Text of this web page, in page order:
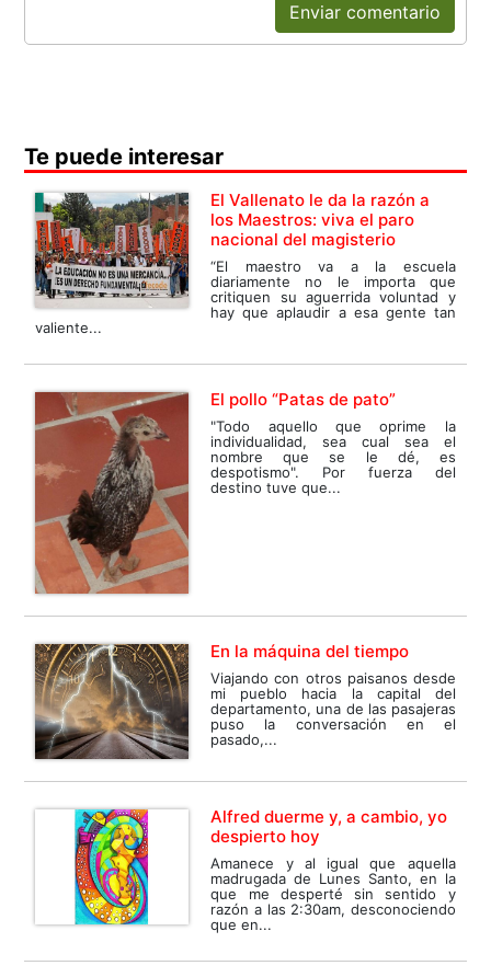
Enviar comentario
Te puede interesar
El Vallenato le da la razón a
los Maestros: viva el paro
nacional del magisterio
“El maestro va a la escuela
diariamente no le importa que
critiquen su aguerrida voluntad y
hay que aplaudir a esa gente tan
valiente...
El pollo “Patas de pato”
"Todo aquello que oprime la
individualidad, sea cual sea el
nombre que se le dé, es
despotismo". Por fuerza del
destino tuve que...
En la máquina del tiempo
Viajando con otros paisanos desde
mi pueblo hacia la capital del
departamento, una de las pasajeras
puso la conversación en el
pasado,...
Alfred duerme y, a cambio, yo
despierto hoy
Amanece y al igual que aquella
madrugada de Lunes Santo, en la
que me desperté sin sentido y
razón a las 2:30am, desconociendo
que en...